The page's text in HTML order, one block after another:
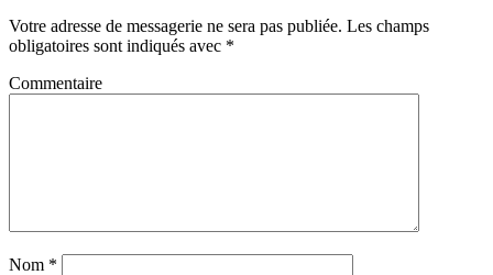
Votre adresse de messagerie ne sera pas publiée. Les champs
obligatoires sont indiqués avec *
Commentaire
Nom *